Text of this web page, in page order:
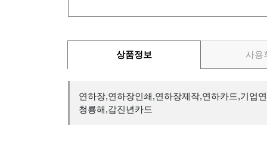
상품정보 사용
연하장,연하장인쇄,연하장제작,연하카드,기업
청룡해,갑진년카드